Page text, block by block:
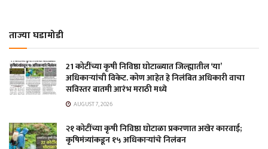
ताज्या घडामोडी
21 कोटींच्या कृषी निविष्ठा घोटाळ्यात जिल्ह्यातील ‘या’
अधिकाऱ्यांची विकेट. कोण आहेत हे निलंबित अधिकारी वाचा
सविस्तर बातमी आरंभ मराठी मध्ये
AUGUST 7, 2026
२१ कोटींच्या कृषी निविष्ठा घोटाळा प्रकरणात अखेर कारवाई;
कृषिमंत्र्यांकडून १५ अधिकाऱ्यांचे निलंबन